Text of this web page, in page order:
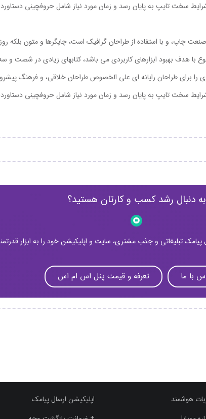
سخت تایپ به پایان رسد و زمان مورد نیاز شامل حروفچینی
چاپ، و با استفاده از طراحان گرافیک است، چاپگرها و متون بلکه
با هدف بهبود ابزارهای کاربردی می باشد، کتابهای زیادی در شصت
را برای طراحان رایانه ای علی الخصوص طراحان خلاقی، و فرهنگ
سخت تایپ به پایان رسد و زمان مورد نیاز شامل حروفچینی
به دنبال رشد کسب و کارتان هستید؟
تبلیغاتی و جذب مشتری، سایت و اپلیکیشن خود را به ابزار
با ما تعرفه و قیمت پنل اس ام اس
هوشمند
اپلیکیشن ارسال پیامک